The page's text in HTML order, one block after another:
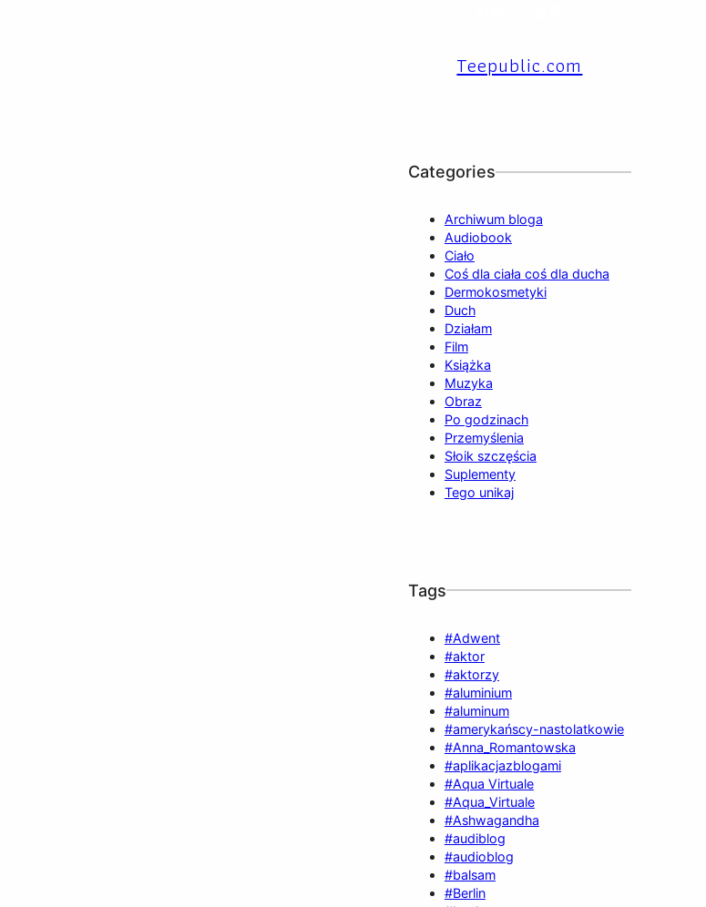
Teepublic.com
Categories
Archiwum bloga
Audiobook
Ciało
Coś dla ciała coś dla ducha
Dermokosmetyki
Duch
Działam
Film
Książka
Muzyka
Obraz
Po godzinach
Przemyślenia
Słoik szczęścia
Suplementy
Tego unikaj
Tags
#Adwent
#aktor
#aktorzy
#aluminium
#aluminum
#amerykańscy-nastolatkowie
#Anna_Romantowska
#aplikacjazblogami
#Aqua Virtuale
#Aqua_Virtuale
#Ashwagandha
#audiblog
#audioblog
#balsam
#Berlin